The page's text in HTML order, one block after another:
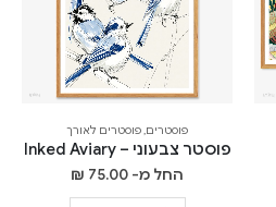
פוסטרים,פוסטרים לאורך
פוסטר צבעוני – Inked Aviary
החל מ- ₪ 75.00